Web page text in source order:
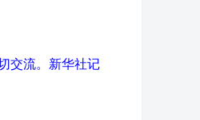
交流。 新华社记